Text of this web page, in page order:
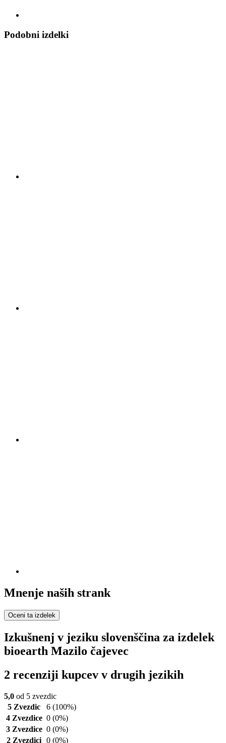
Podobni izdelki
Mnenje naših strank
Oceni ta izdelek
Izkušnenj v jeziku slovenščina za izdelek
bioearth Mazilo čajevec
2 recenziji kupcev v drugih jezikih
5,0 od 5 zvezdic
5 Zvezdic
6 (100%)
4 Zvezdice 0 (0%)
3 Zvezdice 0 (0%)
2 Zvezdici 0 (0%)